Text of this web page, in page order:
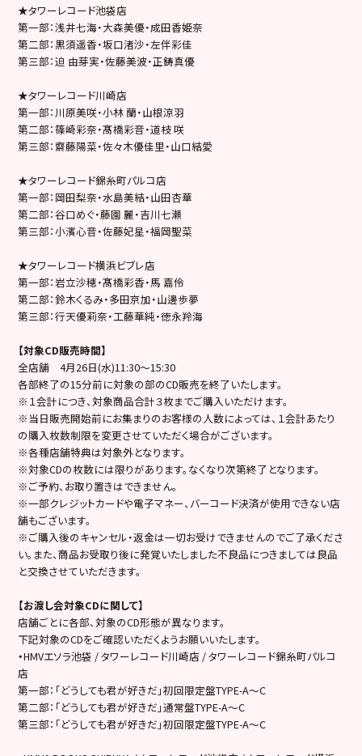
★タワーレコード池袋店
第一部：浅井七海・大森美優・成田香姫奈
第二部：黒須遥香・坂口渚沙・左伴彩佳
第三部：迫 由芽実・佐藤美波・正鋳真優
★タワーレコード川崎店
第一部：川原美咲・小林 蘭・山根涼羽
第二部：篠崎彩奈・髙橋彩音・道枝 咲
第三部：齋藤陽菜・佐々木優佳里・山口結愛
★タワーレコード錦糸町パルコ店
第一部：岡田梨奈・水島美結・山田杏華
第二部：谷口めぐ・藤園 麗・吉川七瀬
第三部：小濱心音・佐藤妃星・福岡聖菜
★タワーレコード横浜ビブレ店
第一部：岩立沙穂・髙橋彩香・馬 嘉伶
第二部：鈴木くるみ・多田京加・山邊歩夢
第三部：行天優莉奈・工藤華純・徳永羚海
【対象CD販売時間】
全店舗 4月26日(水)11:30～15:30
各部終了の15分前に対象の部のCD販売を終了いたします。
※１会計につき、対象商品合計３枚までご購入いただけます。
※当日販売開始前にお集まりのお客様の人数によっては、１会計あたり
の購入枚数制限を変更させていただく場合がございます。
※各種店舗特典は対象外となります。
※対象CDの枚数には限りがあります。なくなり次第終了となります。
※ご予約、お取り置きはできません。
※一部クレジットカードや電子マネー、バーコード決済が使用できない店
舗もございます。
※ご購入後のキャンセル・返金は一切お受けできませんのでご了承くださ
い。また、商品お受取り後に発覚いたしました不良品につきましては良品
と交換させていただきます。
【お渡し会対象CDに関して】
店舗ごとに各部、対象のCD形態が異なります。
下記対象のCDをご確認いただくようお願いいたします。
・HMVエソラ池袋 / タワーレコード川崎店 / タワーレコード錦糸町パルコ
店
第一部：「どうしても君が好きだ」初回限定盤TYPE-A～C
第二部：「どうしても君が好きだ」通常盤TYPE-A～C
第三部：「どうしても君が好きだ」初回限定盤TYPE-A～C